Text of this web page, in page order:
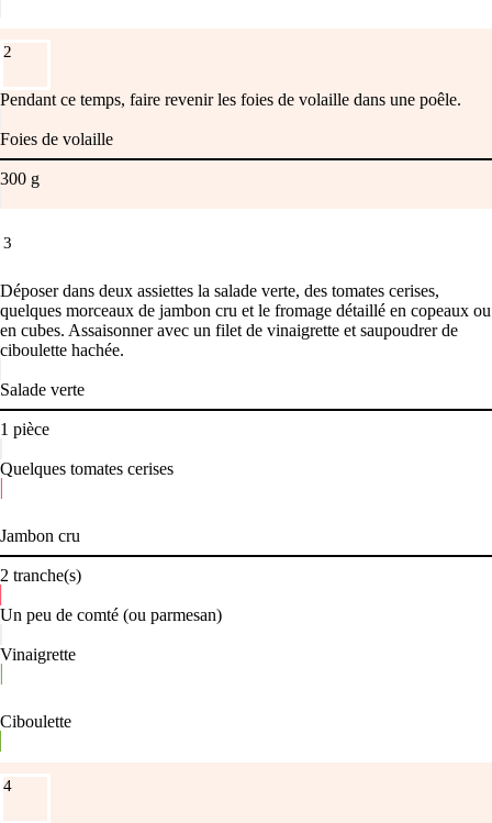
2
Pendant ce temps, faire revenir les foies de volaille dans une poêle.
Foies de volaille
300 g
3
Déposer dans deux assiettes la salade verte, des tomates cerises,
quelques morceaux de jambon cru et le fromage détaillé en copeaux ou
en cubes. Assaisonner avec un filet de vinaigrette et saupoudrer de
ciboulette hachée.
Salade verte
1 pièce
Quelques tomates cerises
Jambon cru
2 tranche(s)
Un peu de comté (ou parmesan)
Vinaigrette
Ciboulette
4